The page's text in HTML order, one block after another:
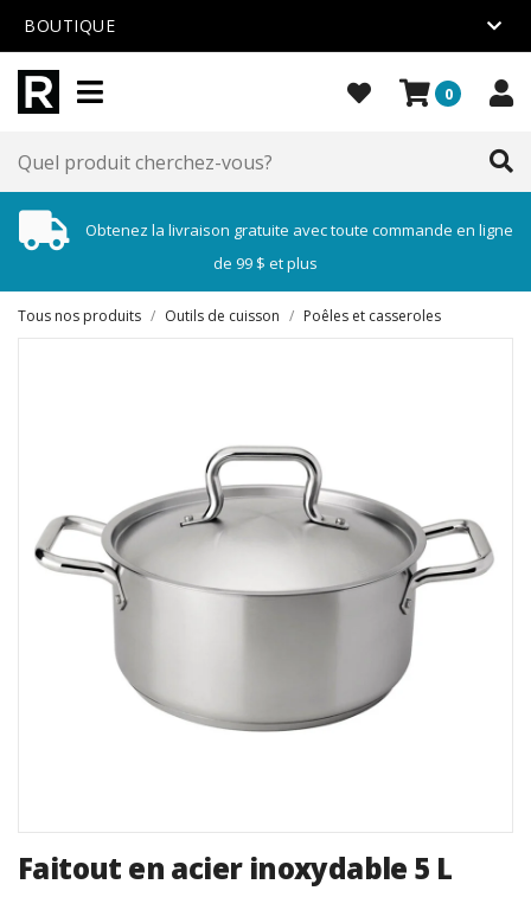
BOUTIQUE
0
Obtenez la livraison gratuite avec toute commande en ligne
de 99 $ et plus
Tous nos produits / Outils de cuisson / Poêles et casseroles
Faitout en acier inoxydable 5 L